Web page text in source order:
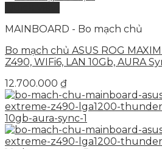
MAINBOARD - Bo mạch chủ
Bo mạch chủ ASUS ROG
Z490, WIFi6, LAN 10Gb, AURA
12.700.000 ₫